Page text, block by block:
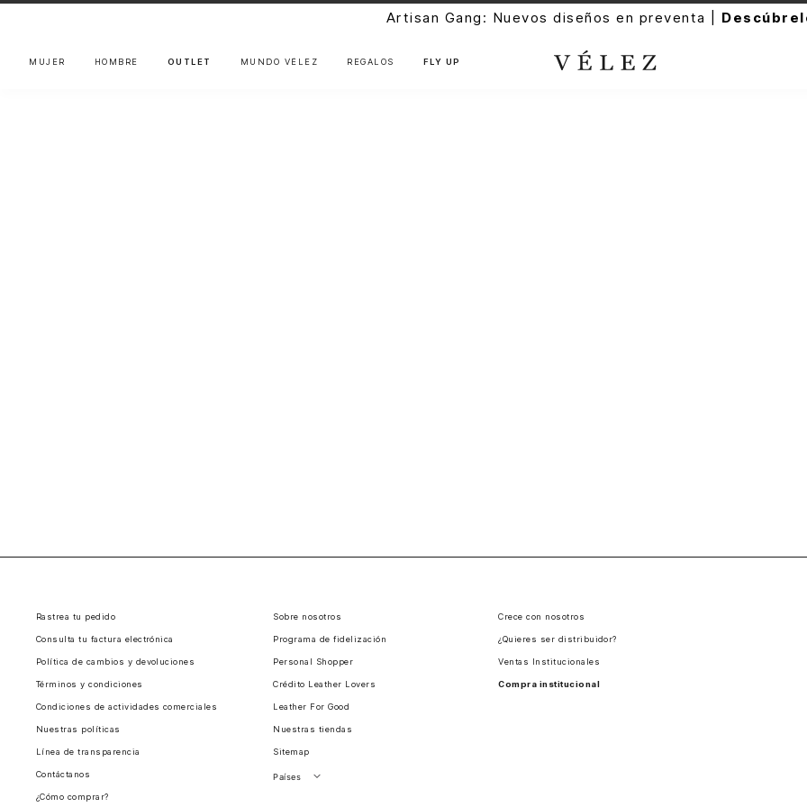
Artisan Gang: Nuevos diseños en preventa |
MUJER HOMBRE OUTLET MUNDO VÉLEZ REGALOS FLY UP
Rastrea tu pedido
Consulta tu factura electrónica
Política de cambios y devoluciones
Términos y condiciones
Condiciones de actividades comerciales
Nuestras políticas
Línea de transparencia
Contáctanos
¿Cómo comprar?
Sobre nosotros
Programa de fidelización
Personal Shopper
Crédito Leather Lovers
Leather For Good
Nuestras tiendas
Sitemap
Países
Crece con nosotros
¿Quieres ser distribuidor?
Ventas Institucionales
Compra institucional